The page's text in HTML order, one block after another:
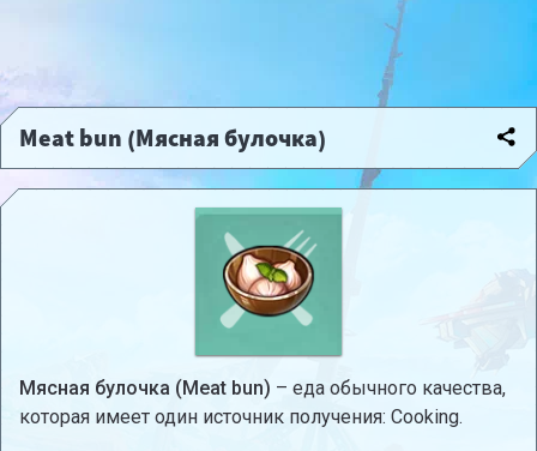
Meat bun (Мясная булочка)
Мясная булочка (Meat bun) – еда обычного качества,
которая имеет один источник получения: Cooking.